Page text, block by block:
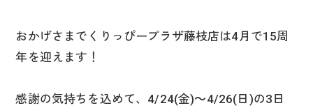
おかげさまでくりっぴープラザ藤枝店は4月で15周
年を迎えます！
感謝の気持ちを込めて、4/24(金)～4/26(日)の3日